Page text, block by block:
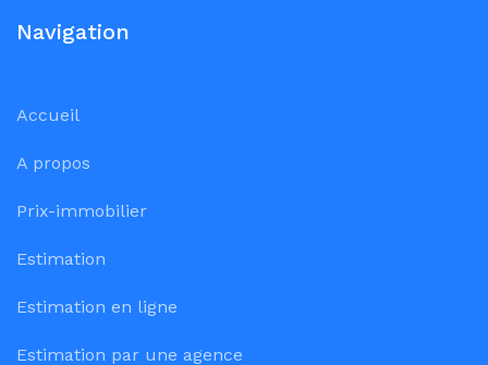
Navigation
Accueil
A propos
Prix-immobilier
Estimation
Estimation en ligne
Estimation par une agence